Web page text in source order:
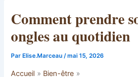
Comment prendre
ongles au quotidien
Par Elise.Marceau/mai 15, 2026
Accueil
Bien-être